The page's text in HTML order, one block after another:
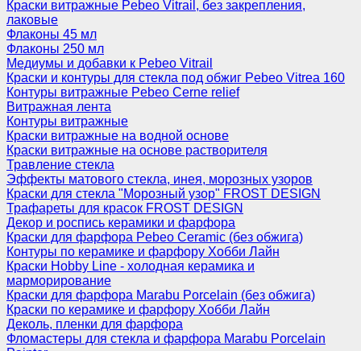
Краски витражные Pebeo Vitrail, без закрепления,
лаковые
Флаконы 45 мл
Флаконы 250 мл
Медиумы и добавки к Pebeo Vitrail
Краски и контуры для стекла под обжиг Pebeo Vitrea 160
Контуры витражные Pebeo Cerne relief
Витражная лента
Контуры витражные
Краски витражные на водной основе
Краски витражные на основе растворителя
Травление стекла
Эффекты матового стекла, инея, морозных узоров
Краски для стекла "Морозный узор" FROST DESIGN
Трафареты для красок FROST DESIGN
Декор и роспись керамики и фарфора
Краски для фарфора Pebeo Ceramic (без обжига)
Контуры по керамике и фарфору Хобби Лайн
Краски Hobby Line - холодная керамика и
марморирование
Краски для фарфора Marabu Porcelain (без обжига)
Краски по керамике и фарфору Хобби Лайн
Деколь, пленки для фарфора
Фломастеры для стекла и фарфора Marabu Porcelain